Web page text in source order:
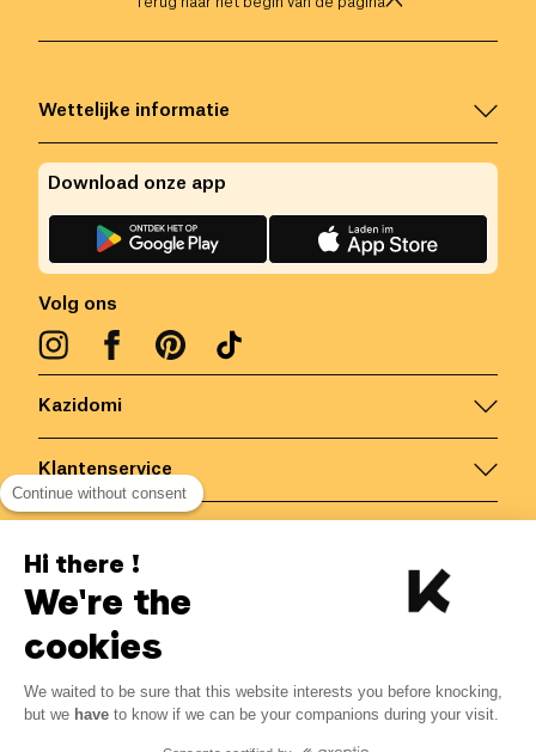
Kazidomi
Klantenservice
Wettelijke informatie
Volg ons
Download onze app
België/NL
Continue without consent
Hi there !
We're the
cookies
We waited to be sure that this website interests you before knocking,
but we have to know if we can be your companions during your visit.